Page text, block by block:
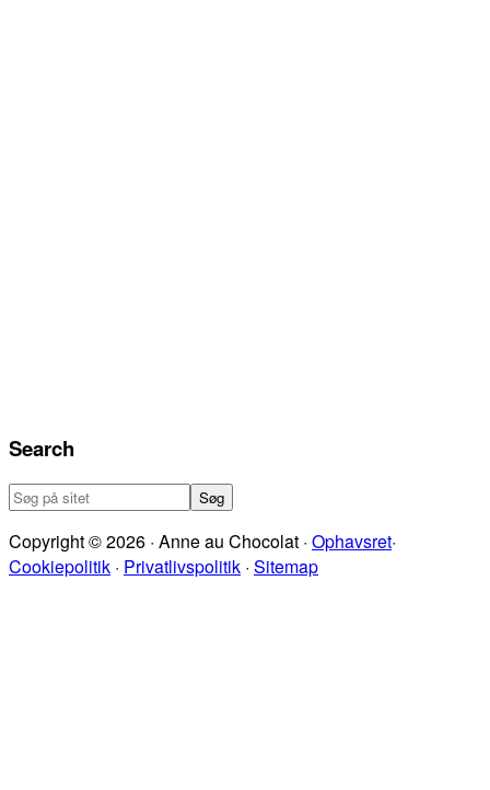
Search
Søg
på
sitet
Copyright © 2026 · Anne au Chocolat · Ophavsret·
Cookiepolitik · Privatlivspolitik · Sitemap